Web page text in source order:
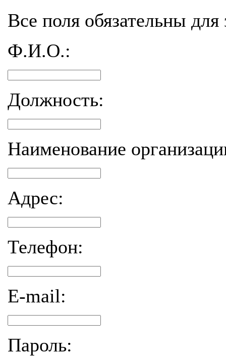
Все поля обязательны для
Ф.И.О.:
Должность:
Наименование
Адрес:
Телефон:
E-mail:
Пароль: